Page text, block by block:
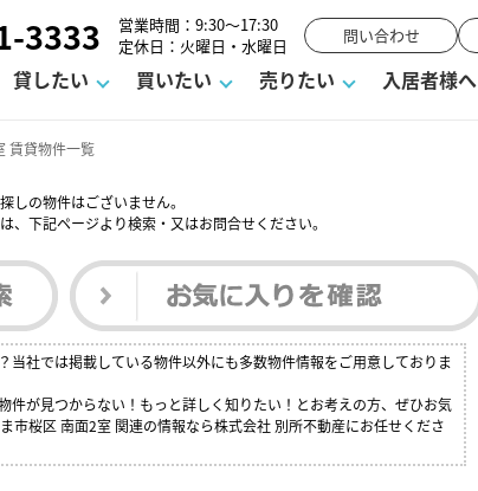
3333
営業時間：9:30～17:30
定休日：火曜日・水曜日
問い合わせ
町名から探す 駐車場を探す
よくある質問 不動産用語・賃貸用語集
貸したい
賃貸Q&A 空室対策
買いたい
購入までの流れ よくある質問
売りたい
借地底地 相続 仲介手数料について
介と買取の違い 必要な書類 売却の流れ
入居者様へ
駐車場解約フォーム
知らせ お客様の声 街紹介
スメントに対する基本方針
賃貸物件一覧
しの物件はございません。
、下記ページより検索・又はお問合せください。
当社では掲載している物件以外にも多数物件情報をご用意しておりま
件が見つからない！もっと詳しく知りたい！とお考えの方、ぜひお気
市桜区 南面2室 関連の情報なら株式会社 別所不動産にお任せくださ